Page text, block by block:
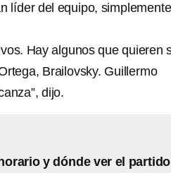
líder del equipo,
Hay algunos que quieren
Brailovsky. Guillermo
dijo.
y dónde ver el partido